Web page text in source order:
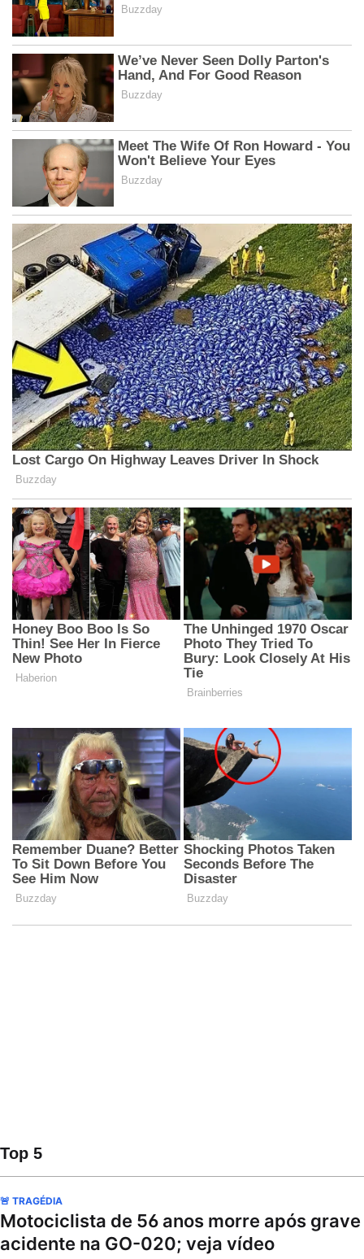
Top 5
🚨 TRAGÉDIA
Motociclista de 56 anos morre após grave
acidente na GO-020; veja vídeo